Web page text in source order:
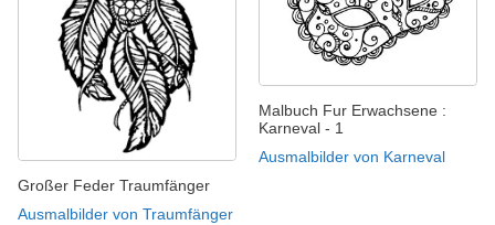
Großer Feder Traumfänger
Ausmalbilder von Traumfänger
Malbuch Fur Erwachsene :
Karneval - 1
Ausmalbilder von Karneval